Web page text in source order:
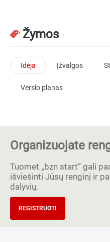
Žymos
Idėja Įžvalgos
Verslo planas
Organizuojate
Tuomet „bzn start” gali
išviešinti Jūsų renginį ir
dalyvių.
REGISTRUOTI